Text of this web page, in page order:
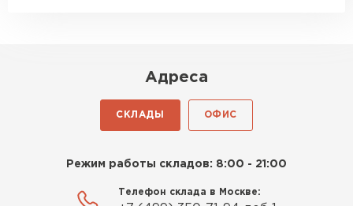
Адреса
СКЛАДЫ ОФИС
Режим работы складов: 8:00 - 21:00
Телефон склада в Москве: